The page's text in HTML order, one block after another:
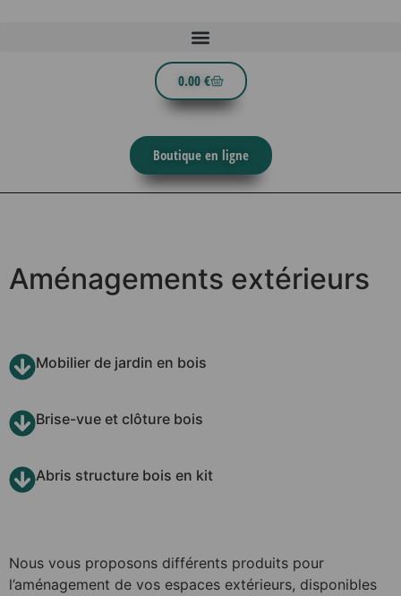
0.00 €
Boutique en ligne
Aménagements extérieurs
Mobilier de jardin en bois
Brise-vue et clôture bois
Abris structure bois en kit
Nous vous proposons différents produits pour
l’aménagement de vos espaces extérieurs, disponibles